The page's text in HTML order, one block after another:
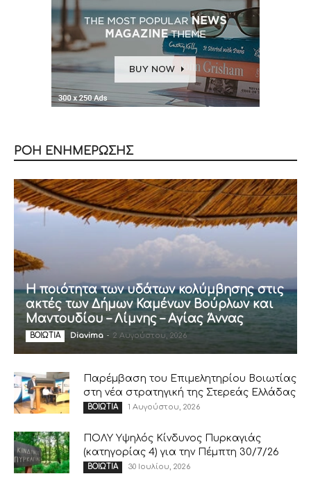
ΡΟΗ ΕΝΗΜΕΡΩΣΗΣ
Η ποιότητα των υδάτων κολύμβησης στις
ακτές των Δήμων Καμένων Βούρλων και
Μαντουδίου – Λίμνης – Αγίας Άννας
ΒΟΙΩΤΙΑ Diavima - 2 Αυγούστου, 2026
Παρέμβαση του Επιμελητηρίου Βοιωτίας
στη νέα στρατηγική της Στερεάς Ελλάδας
ΒΟΙΩΤΙΑ 1 Αυγούστου, 2026
ΠΟΛΥ Υψηλός Κίνδυνος Πυρκαγιάς
(κατηγορίας 4) για την Πέμπτη 30/7/26
ΒΟΙΩΤΙΑ 30 Ιουλίου, 2026